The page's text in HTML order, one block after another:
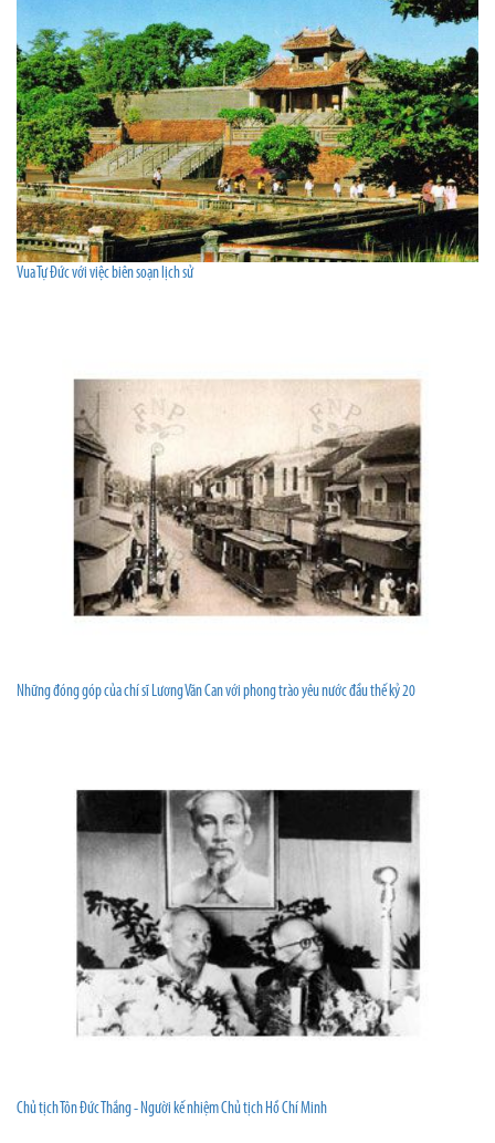
Vua Tự Đức với việc biên soạn lịch sử
Những đóng góp của chí sĩ Lương Văn Can với phong trào yêu nước đầu thế kỷ 20
Chủ tịch Tôn Đức Thắng - Người kế nhiệm Chủ tịch Hồ Chí Minh